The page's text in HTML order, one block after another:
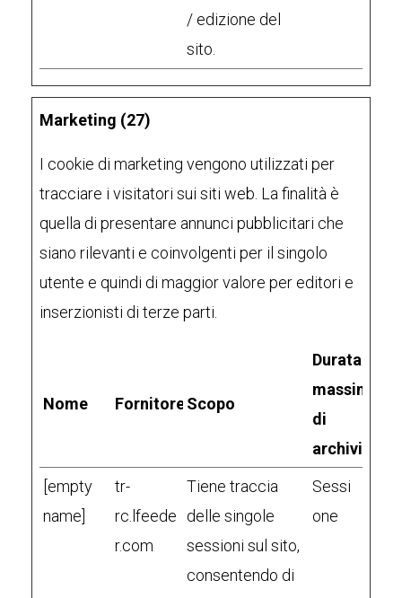
/ edizione del
sito.
Marketing (27)
I cookie di marketing vengono utilizzati per
tracciare i visitatori sui siti web. La finalità è
quella di presentare annunci pubblicitari che
siano rilevanti e coinvolgenti per il singolo
utente e quindi di maggior valore per editori e
inserzionisti di terze parti.
Nome Fornitore Scopo
Durata
massima
di
[empty
name]
tr-
rc.lfeede
r.com
Tiene traccia
delle singole
sessioni sul sito,
consentendo di
Sessi
one